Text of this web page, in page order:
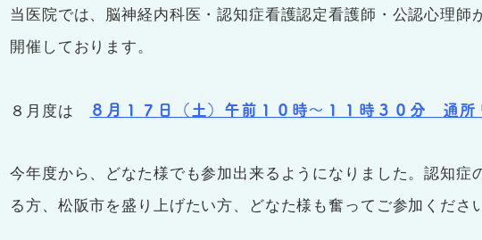
当医院では、脳神経内科医・認知症看護認定看護師・公認心理師
開催しております。
８月度は ８月１７日（土）午前１０時～１１時３０分 通所
今年度から、どなた様でも参加出来るようになりました。認知症
る方、松阪市を盛り上げたい方、どなた様も奮ってご参加くだ